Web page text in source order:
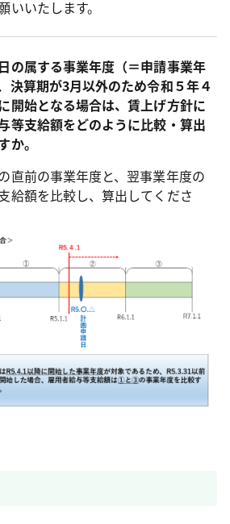
いいたします。
の属する事業年度（＝申請事業年
決算期が3月以外のため令和５年４
開始となる場合は、賃上げ方針に
等支給額をどのように比較・算出
か。
直前の事業年度と、翌事業年度の
給額を比較し、算出してくださ